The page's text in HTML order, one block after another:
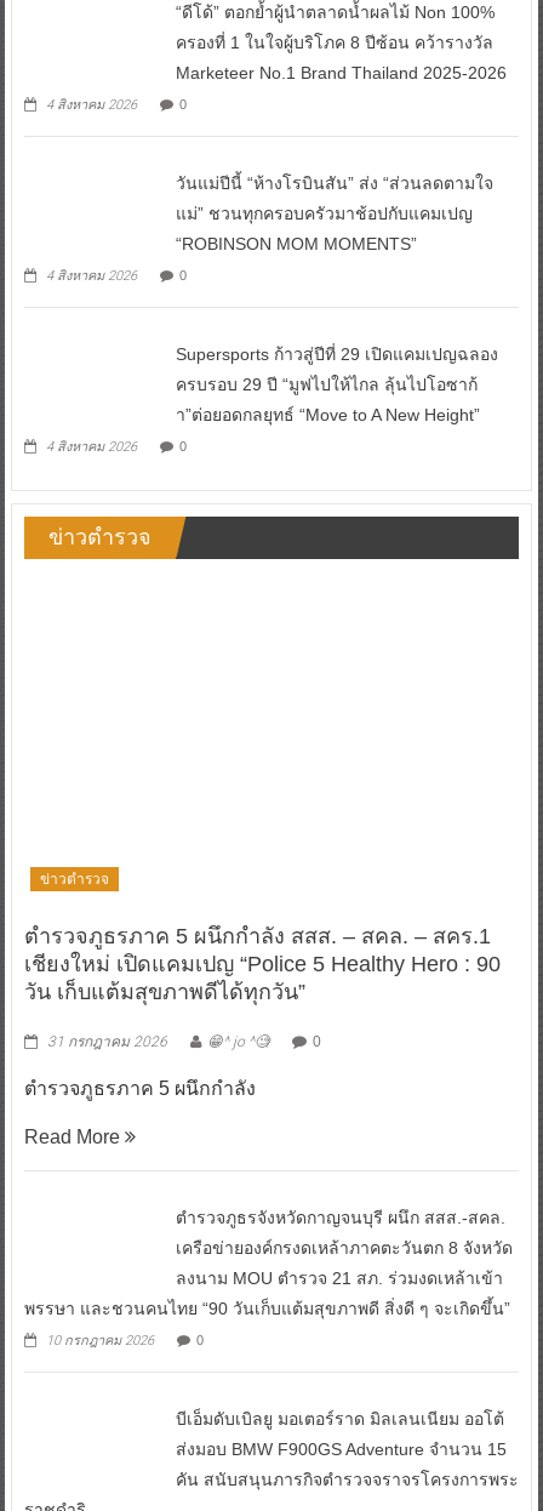
“ดีโด้” ตอกย้ำผู้นำตลาดน้ำผลไม้ Non 100%
ครองที่ 1 ในใจผู้บริโภค 8 ปีซ้อน คว้ารางวัล
Marketeer No.1 Brand Thailand 2025-2026
4 สิงหาคม 2026 0
วันแม่ปีนี้ “ห้างโรบินสัน” ส่ง “ส่วนลดตามใจ
แม่” ชวนทุกครอบครัวมาช้อปกับแคมเปญ
“ROBINSON MOM MOMENTS”
4 สิงหาคม 2026 0
Supersports ก้าวสู่ปีที่ 29 เปิดแคมเปญฉลอง
ครบรอบ 29 ปี “มูฟไปให้ไกล ลุ้นไปโอซาก้
า”ต่อยอดกลยุทธ์ “Move to A New Height”
4 สิงหาคม 2026 0
ข่าวตำรวจ
ข่าวตำรวจ
ตำรวจภูธรภาค 5 ผนึกกำลัง สสส. – สคล. – สคร.1
เชียงใหม่ เปิดแคมเปญ “Police 5 Healthy Hero : 90
วัน เก็บแต้มสุขภาพดีได้ทุกวัน”
31 กรกฎาคม 2026 😁^ jo ^🧐 0
ตำรวจภูธรภาค 5 ผนึกกำลัง
Read More
ตำรวจภูธรจังหวัดกาญจนบุรี ผนึก สสส.-สคล.
เครือข่ายองค์กรงดเหล้าภาคตะวันตก 8 จังหวัด
ลงนาม MOU ตำรวจ 21 สภ. ร่วมงดเหล้าเข้า
พรรษา และชวนคนไทย “90 วันเก็บแต้มสุขภาพดี สิ่งดี ๆ จะเกิดขึ้น”
10 กรกฎาคม 2026 0
บีเอ็มดับเบิลยู มอเตอร์ราด มิลเลนเนียม ออโต้
ส่งมอบ BMW F900GS Adventure จำนวน 15
คัน สนับสนุนภารกิจตำรวจจราจรโครงการพระ